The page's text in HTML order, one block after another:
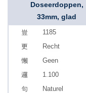
Doseerdoppen,
33mm, glad
1185
Recht
Geen
1.100
Naturel